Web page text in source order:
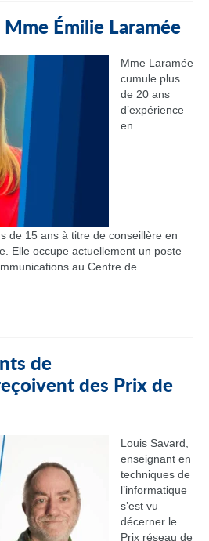
Émilie Laramée
Mme Laramée
cumule plus
de 20 ans
d’expérience
en
de 15 ans à titre de conseillère en
Elle occupe actuellement un poste
au Centre de...
de
des Prix de
Louis Savard,
enseignant en
techniques de
l’informatique
s’est vu
décerner le
Prix réseau de